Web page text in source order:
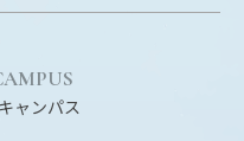
県津市栗真町屋町1577
ャンパス